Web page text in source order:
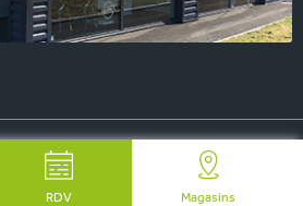
RDV Magasins
tous droits réservés Plan du site
-FAQ